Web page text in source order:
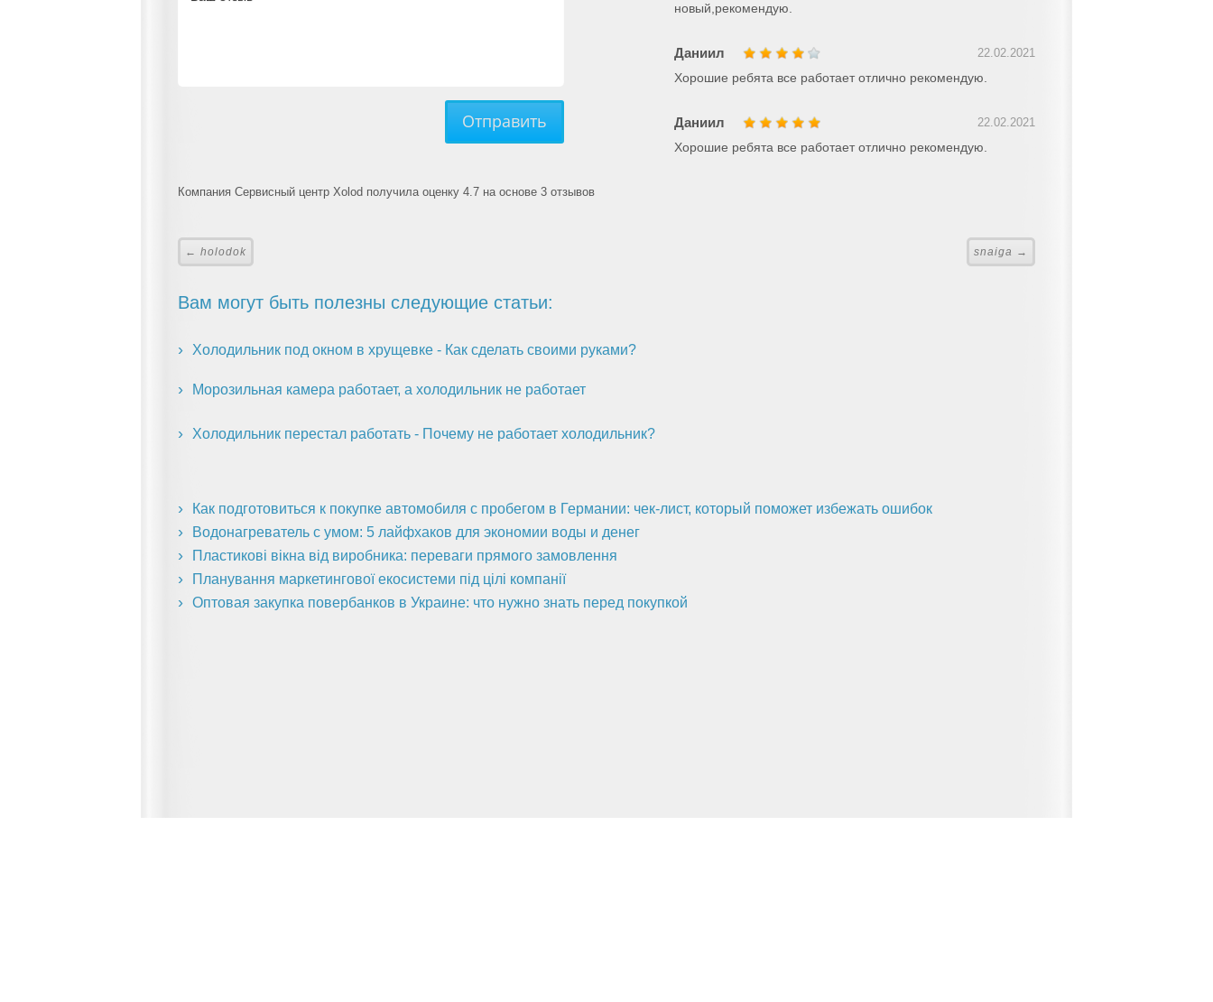
Отправить
новый,рекомендую.
Даниил 22.02.2021
Хорошие ребята все работает отлично рекомендую.
Даниил 22.02.2021
Хорошие ребята все работает отлично рекомендую.
Компания Сервисный центр Xolod получила оценку 4.7 на основе 3 отзывов
← holodok snaiga →
Вам могут быть полезны следующие статьи:
Холодильник под окном в хрущевке - Как сделать своими руками?
Морозильная камера работает, а холодильник не работает
Холодильник перестал работать - Почему не работает холодильник?
Как подготовиться к покупке автомобиля с пробегом в Германии: чек-лист, который поможет избежать ошибок
Водонагреватель с умом: 5 лайфхаков для экономии воды и денег
Пластикові вікна від виробника: переваги прямого замовлення
Планування маркетингової екосистеми під цілі компанії
Оптовая закупка повербанков в Украине: что нужно знать перед покупкой